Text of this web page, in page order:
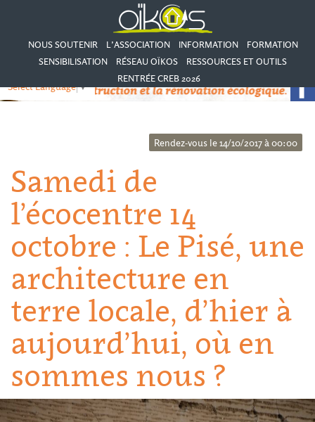
NOUS SOUTENIR L’ASSOCIATION INFORMATION
FORMATION
SENSIBILISATION
RÉSEAU OÏKOS
RESSOURCES ET OUTILS
RENTRÉE CREB 2026
Select Language▼
Rendez-vous le 14/10/2017 à 00:00
Samedi de
l’écocentre 14
octobre : Le Pisé, une
architecture en
terre locale, d’hier à
aujourd’hui, où en
sommes nous ?